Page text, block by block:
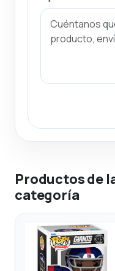
Productos de
categoría